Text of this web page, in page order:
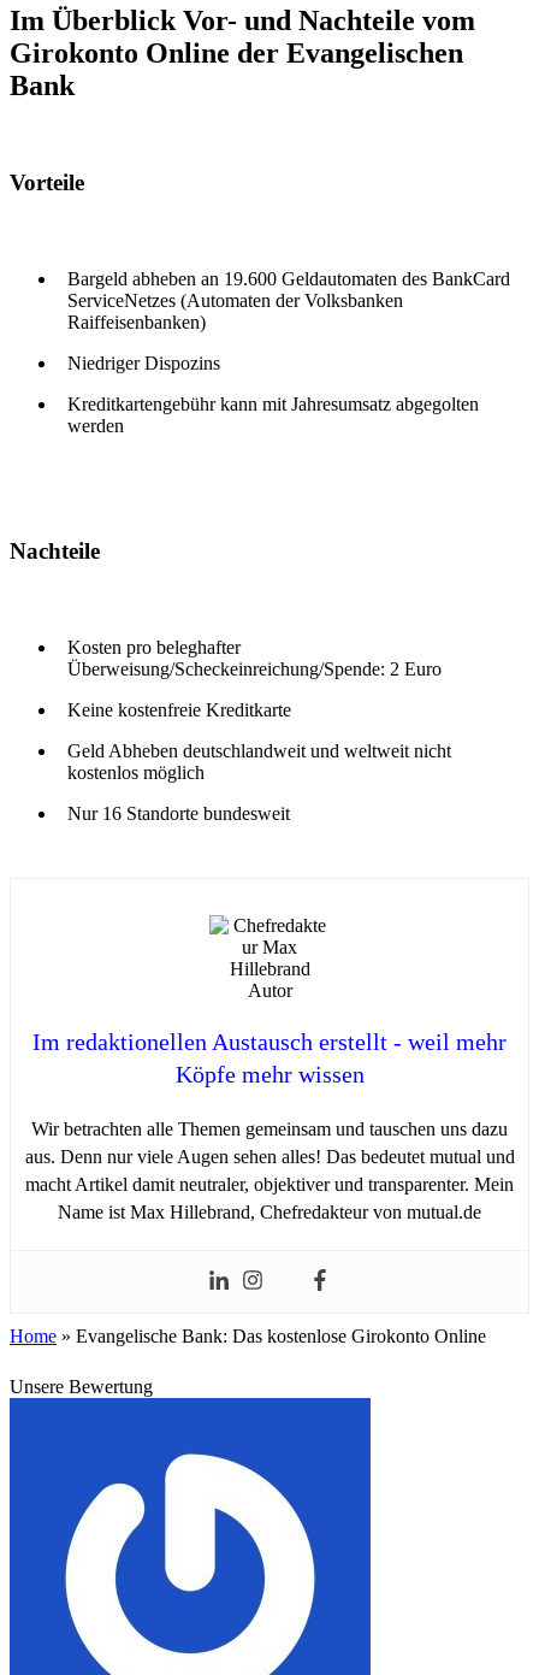
Im Überblick Vor- und Nachteile vom
Girokonto Online der Evangelischen
Bank
Vorteile
Bargeld abheben an 19.600 Geldautomaten des BankCard
ServiceNetzes (Automaten der Volksbanken
Raiffeisenbanken)
Niedriger Dispozins
Kreditkartengebühr kann mit Jahresumsatz abgegolten
werden
Nachteile
Kosten pro beleghafter
Überweisung/Scheckeinreichung/Spende: 2 Euro
Keine kostenfreie Kreditkarte
Geld Abheben deutschlandweit und weltweit nicht
kostenlos möglich
Nur 16 Standorte bundesweit
Im redaktionellen Austausch erstellt - weil mehr
Köpfe mehr wissen
Wir betrachten alle Themen gemeinsam und tauschen uns dazu
aus. Denn nur viele Augen sehen alles! Das bedeutet mutual und
macht Artikel damit neutraler, objektiver und transparenter. Mein
Name ist Max Hillebrand, Chefredakteur von mutual.de
Home » Evangelische Bank: Das kostenlose Girokonto Online
Unsere Bewertung